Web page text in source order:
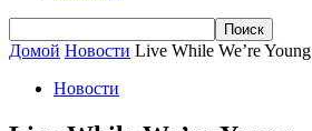
Домой Новости Live While We’re Young
Новости